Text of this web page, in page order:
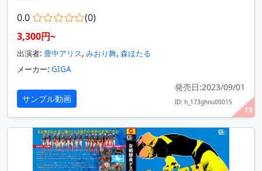
15
0.0
(0)
3,300円~
出演者: 豊中アリス, みおり舞, 森ほたる
メーカー: GIGA
サンプル動画
発売日:2023/09/01
ID: h_173ghnu00015